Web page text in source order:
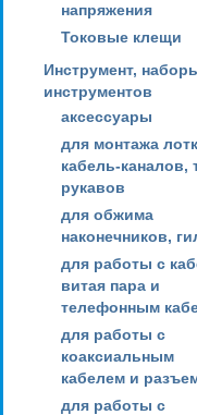
напряжения
Токовые клещи
Инструмент,
инструментов
аксессуары
для монтажа
кабель-каналов,
рукавов
для обжима
наконечников,
для работы с
витая пара и
телефонным
для работы с
коаксиальным
кабелем и
для работы с